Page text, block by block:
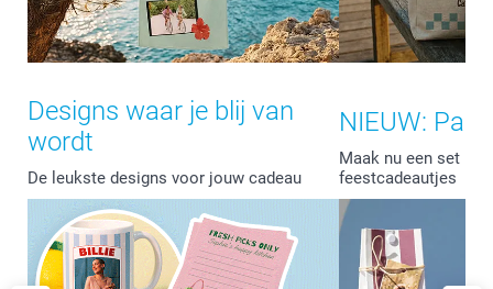
Designs waar je blij van
wordt
De leukste designs voor jouw cadeau
NIEUW:
Maak nu een set
feestcadeautjes